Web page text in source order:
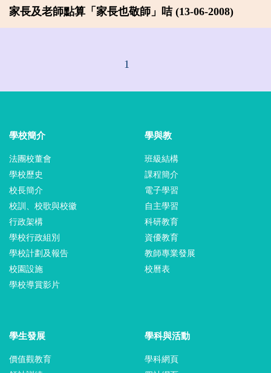
家長及老師點算「家長也敬師」咭 (13-06-2008)
1
學校簡介
法團校董會
學校歷史
校長簡介
校訓、校歌與校徽
行政架構
學校行政組別
學校計劃及報告
校園設施
學校導賞影片
學與教
班級結構
課程簡介
電子學習
自主學習
科研教育
資優教育
教師專業發展
校曆表
學生發展
價值觀教育
學科與活動
學科網頁